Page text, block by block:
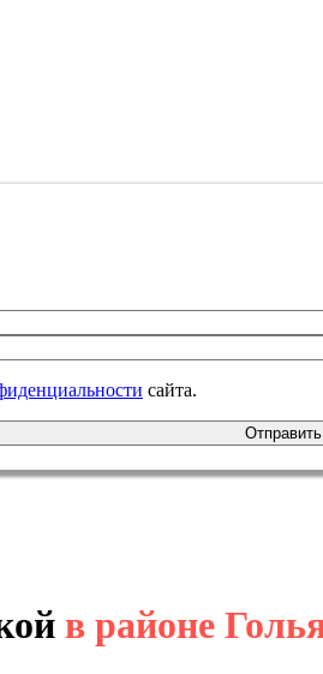
сайта.
Отправить
в районе